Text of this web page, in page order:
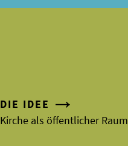
DIE IDEE
Kirche als öffentlicher Raum